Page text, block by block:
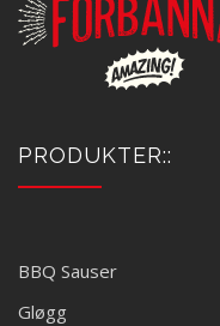
PRODUKTER::
BBQ Sauser
Gløgg